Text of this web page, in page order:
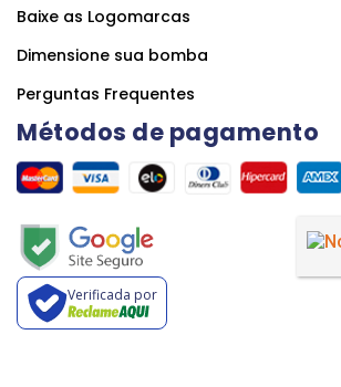
Baixe as Logomarcas
Dimensione sua bomba
Perguntas Frequentes
Métodos de pagamento
Verificada por